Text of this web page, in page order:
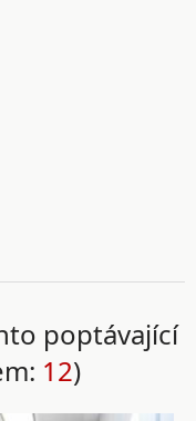
poptávající
12)